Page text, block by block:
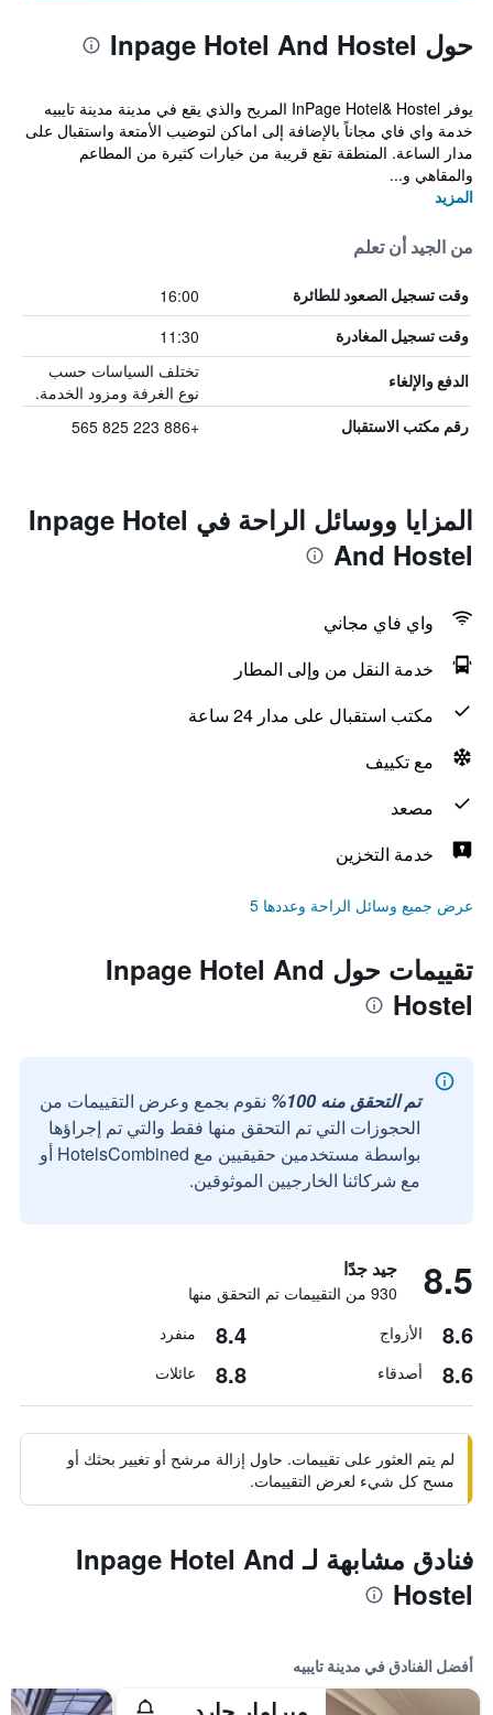
حول Inpage Hotel And Hostel
يوفر InPage Hotel& Hostel المريح والذي يقع في مدينة مدينة تايبيه
خدمة واي فاي مجاناً بالإضافة إلى اماكن لتوضيب الأمتعة واستقبال على
مدار الساعة. المنطقة تقع قريبة من خيارات كثيرة من المطاعم
والمقاهي و...
المزيد
من الجيد أن تعلم
وقت تسجيل الصعود للطائرة 16:00
وقت تسجيل المغادرة 11:30
الدفع والإلغاء
تختلف السياسات حسب
نوع الغرفة ومزود الخدمة.
رقم مكتب الاستقبال +886 223 825 565
المزايا ووسائل الراحة في Inpage Hotel
And Hostel
واي فاي مجاني
خدمة النقل من وإلى المطار
مكتب استقبال على مدار 24 ساعة
مع تكييف
مصعد
خدمة التخزين
عرض جميع وسائل الراحة وعددها 5
تقييمات حول Inpage Hotel And
Hostel
تم التحقق منه 100%
نقوم بجمع وعرض التقييمات من
الحجوزات التي تم التحقق منها فقط والتي تم إجراؤها
بواسطة مستخدمين حقيقيين مع HotelsCombined أو
مع شركائنا الخارجيين الموثوقين.
8.5 جيد جدًا
930 من التقييمات تم التحقق منها
8.6 الأزواج 8.4 منفرد
8.6 أصدقاء 8.8 عائلات
لم يتم العثور على تقييمات. حاول إزالة مرشح أو تغيير بحثك أو
مسح كل شيء لعرض التقييمات.
فنادق مشابهة لـ Inpage Hotel And
Hostel
أفضل الفنادق في مدينة تايبيه